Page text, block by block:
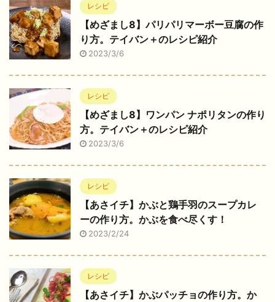
レシピ
【めざまし8】パリパリマーボー豆腐の作
り方。テイバン＋のレシピ紹介
2023/3/6
レシピ
【めざまし8】ワンパン ナポリタンの作り
方。テイバン＋のレシピ紹介
2023/3/6
レシピ
【あさイチ】かぶと鶏手羽のスープカレ
ーの作り方。かぶを食べ尽くす！
2023/2/24
レシピ
【あさイチ】かぶパッチョの作り方。か